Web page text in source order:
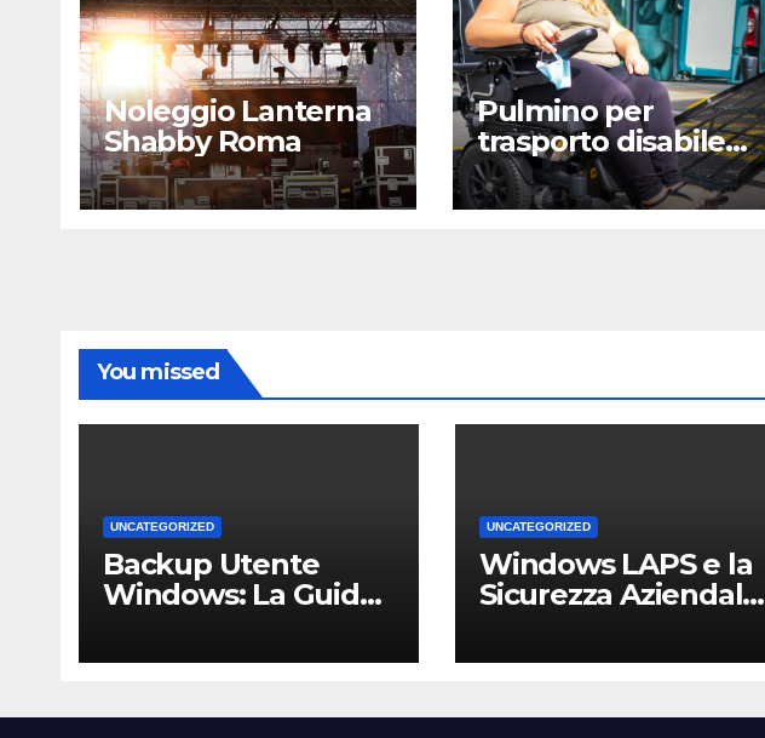
Noleggio Lanterna
Shabby Roma
Pulmino per
trasporto disabile
Roma
You missed
UNCATEGORIZED
Backup Utente
Windows: La Guida
Perdere i Tuoi Dati
dell’Ufficio
UNCATEGORIZED
Windows LAPS e la
Sicurezza Aziendale:
Competitivo per le